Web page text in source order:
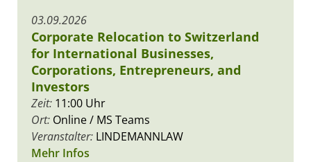
03.09.2026
Corporate Relocation to Switzerland
for International Businesses,
Corporations, Entrepreneurs, and
Investors
Zeit: 11:00 Uhr
Ort: Online / MS Teams
Veranstalter: LINDEMANNLAW
Mehr Infos